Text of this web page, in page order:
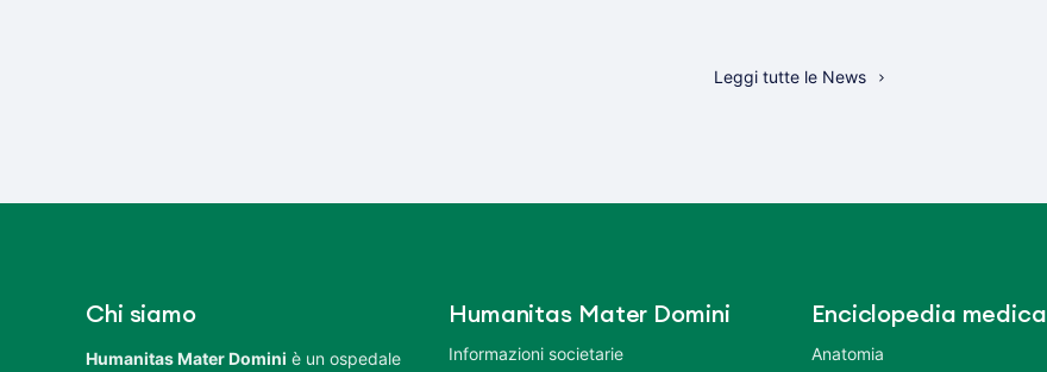
Leggi tutte le News
Chi siamo
Humanitas Mater Domini è un ospedale
Humanitas Mater Domini
Informazioni societarie
Enciclopedia medica
Anatomia